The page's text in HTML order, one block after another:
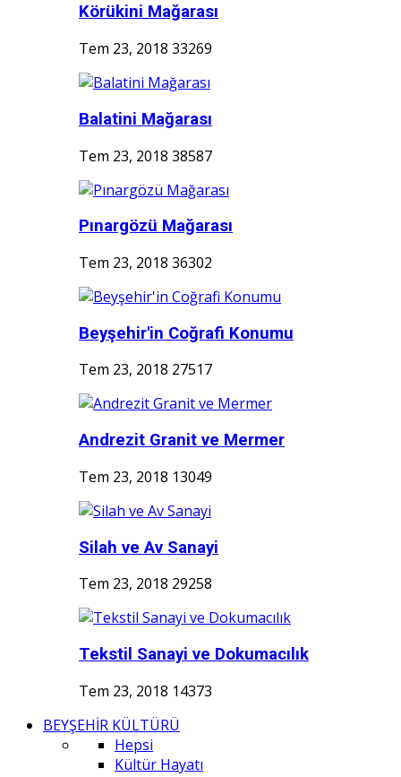
Körükini Mağarası
Tem 23, 2018 33269
Balatini Mağarası
Tem 23, 2018 38587
Pınargözü Mağarası
Tem 23, 2018 36302
Beyşehir'in Coğrafi Konumu
Tem 23, 2018 27517
Andrezit Granit ve Mermer
Tem 23, 2018 13049
Silah ve Av Sanayi
Tem 23, 2018 29258
Tekstil Sanayi ve Dokumacılık
Tem 23, 2018 14373
BEYŞEHİR KÜLTÜRÜ
Hepsi
Kültür Hayatı